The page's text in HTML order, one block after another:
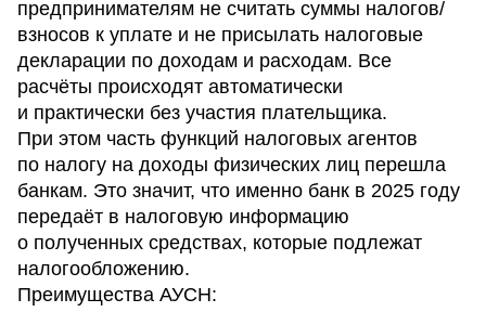
предпринимателям не считать суммы налогов/
взносов к уплате и не присылать налоговые
декларации по доходам и расходам. Все
расчёты происходят автоматически
и практически без участия плательщика.
При этом часть функций налоговых агентов
по налогу на доходы физических лиц перешла
банкам. Это значит, что именно банк в 2025 году
передаёт в налоговую информацию
о полученных средствах, которые подлежат
налогообложению.
Преимущества АУСН: